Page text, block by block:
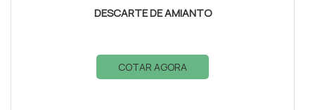
DESCARTE DE AMIANTO
COTAR AGORA